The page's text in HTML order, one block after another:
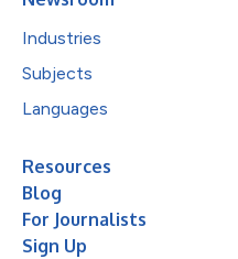
Industries
Subjects
Languages
Resources
Blog
For Journalists
Sign Up